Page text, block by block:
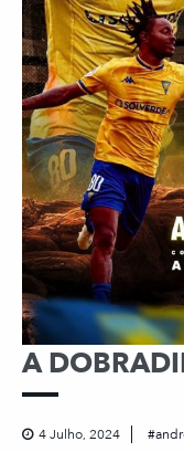
A
4 Julho, 2024